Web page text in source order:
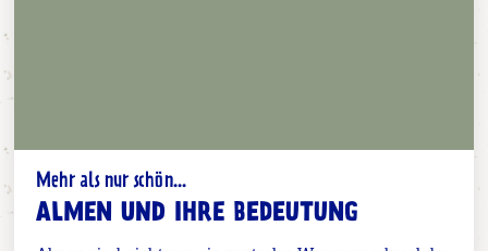
Mehr als nur schön...
ALMEN UND IHRE BEDEUTUNG